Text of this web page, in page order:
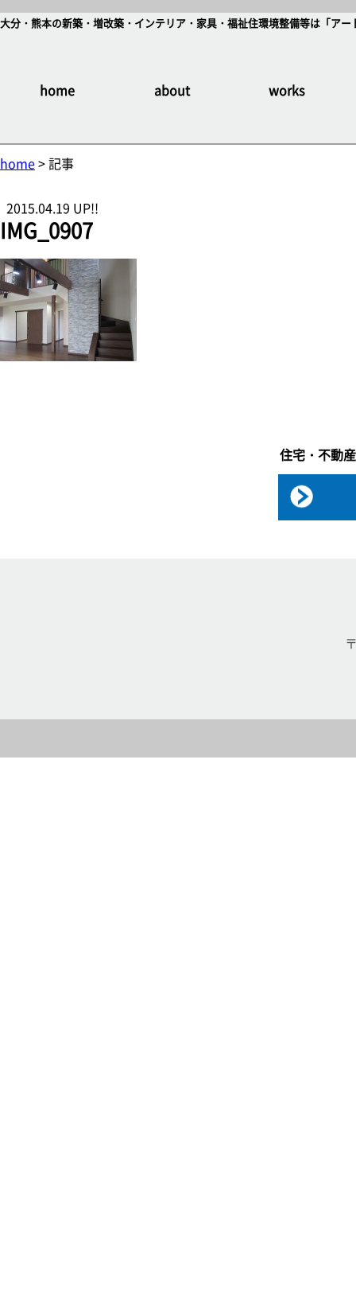
大分・熊本の新築・増改築・インテリア・家具・福祉住環境整備等は「ア
home about works
home > 記事
2015.04.19 UP!!
IMG_0907
住宅・不動